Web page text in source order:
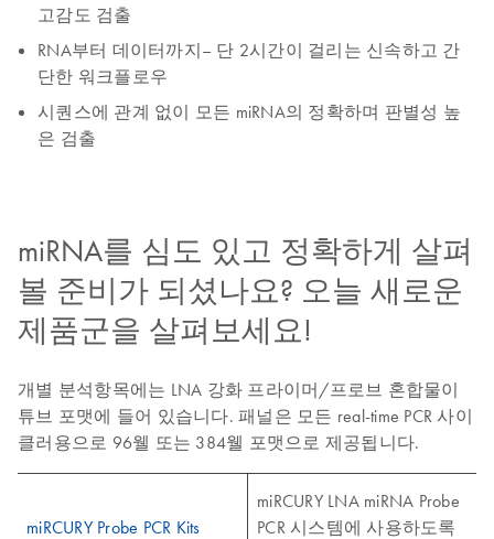
고감도 검출
RNA부터 데이터까지– 단 2시간이 걸리는 신속하고 간
단한 워크플로우
시퀀스에 관계 없이 모든 miRNA의 정확하며 판별성 높
은 검출
miRNA를 심도 있고 정확하게 살펴
볼 준비가 되셨나요? 오늘 새로운
제품군을 살펴보세요!
개별 분석항목에는 LNA 강화 프라이머/프로브 혼합물이
튜브 포맷에 들어 있습니다. 패널은 모든 real-time PCR 사이
클러용으로 96웰 또는 384웰 포맷으로 제공됩니다.
miRCURY Probe PCR Kits
miRCURY LNA miRNA Probe
PCR 시스템에 사용하도록